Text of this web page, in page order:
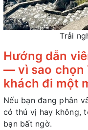
Trải
Hướng dẫn
— vì sao chọn
khách đi một
Nếu bạn đang phân
có thú vị hay không,
bạn bất ngờ.